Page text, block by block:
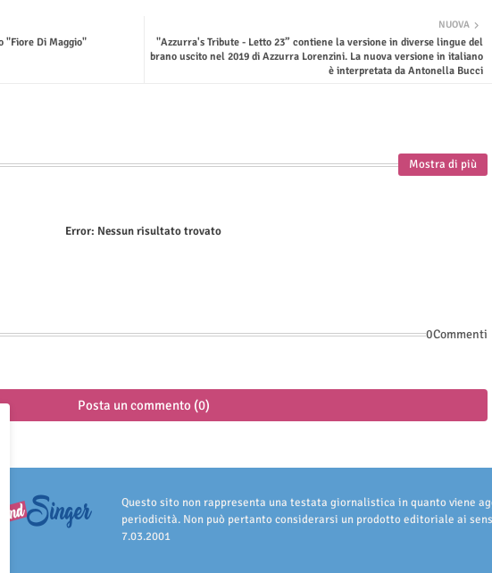
NUOVA
"Azzurra's Tribute - Letto 23” contiene la versione in diverse lingue del
brano uscito nel 2019 di Azzurra Lorenzini. La nuova versione in italiano
è interpretata da Antonella Bucci
"Fiore Di Maggio"
Mostra di più
Error: Nessun risultato trovato
0Commenti
Posta un commento (0)
Questo sito non rappresenta una testata giornalistica in quanto viene
periodicità. Non può pertanto considerarsi un prodotto editoriale ai
7.03.2001